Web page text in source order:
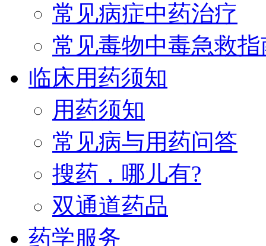
常见病症中药治疗
常见毒物中毒急救指
临床用药须知
用药须知
常见病与用药问答
搜药，哪儿有?
双通道药品
药学服务